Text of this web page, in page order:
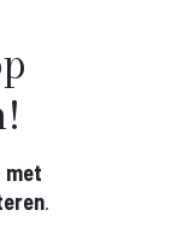
met
.